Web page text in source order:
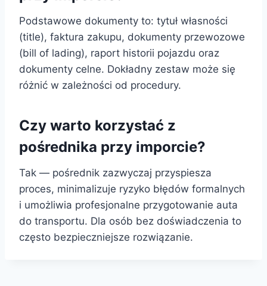
Podstawowe dokumenty to: tytuł własności
(title), faktura zakupu, dokumenty przewozowe
(bill of lading), raport historii pojazdu oraz
dokumenty celne. Dokładny zestaw może się
różnić w zależności od procedury.
Czy warto korzystać z
pośrednika przy imporcie?
Tak — pośrednik zazwyczaj przyspiesza
proces, minimalizuje ryzyko błędów formalnych
i umożliwia profesjonalne przygotowanie auta
do transportu. Dla osób bez doświadczenia to
często bezpieczniejsze rozwiązanie.